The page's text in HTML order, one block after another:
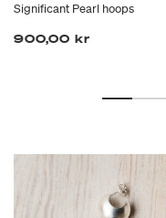
Significant Pearl hoops
900,00 kr